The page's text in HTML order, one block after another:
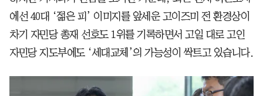
에선 40대 ‘젊은 피’ 이미지를 앞세운 고이즈미 전 환경상이
차기 자민당 총재 선호도 1위를 기록하면서 고일 대로 고인
자민당 지도부에도 ‘세대교체’의 가능성이 싹트고 있습니다.